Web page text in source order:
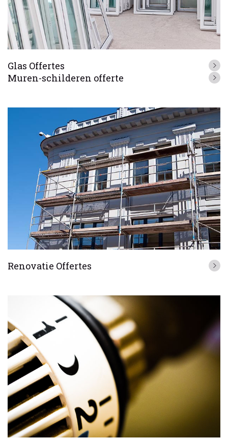
Glas Offertes
Muren-schilderen offerte
Renovatie Offertes